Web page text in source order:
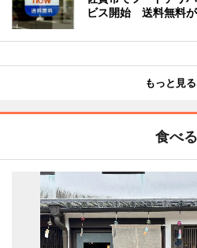
ビス開始 送料無料
もっと見る
食べる